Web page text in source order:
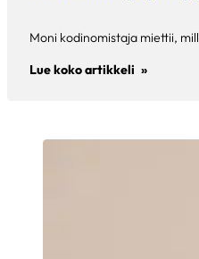
Moni kodinomistaja miettii,
Lue koko artikkeli